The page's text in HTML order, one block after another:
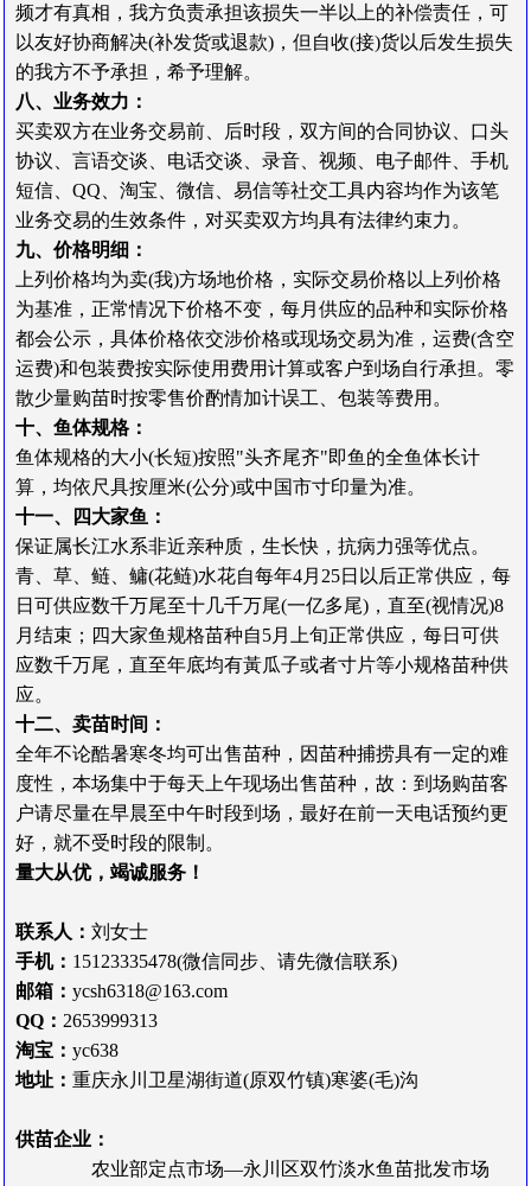
频才有真相 ，我方负责承担该损失一半以上的补偿责任，可
以友好协商解决(补发货或退款)，但自收(接)货以后发生损失
的我方不予承担，希予理解。
八、业务效力：
买卖双方在业务交易前、后时段，双方间的合同协议、口头
协议、言语交谈、电话交谈、录音、视频、电子邮件、手机
短信、QQ、淘宝、微信、易信等社交工具内容均作为该笔
业务交易的生效条件，对买卖双方均具有法律约束力。
九、价格明细：
上列价格均为卖(我)方场地价格，实际交易价格以上列价格
为基准，正常情况下价格不变，每月供应的品种和实际价格
都会公示， 具体价格依交涉价格或现场交易为准 ，运费(含空
运费)和包装费按实际使用费用计算或客户到场自行承担。零
散少量购苗时按零售价酌情加计误工、包装等费用。
十、鱼体规格：
鱼体规格的大小(长短)按照"头齐尾齐"即鱼的全鱼体长计
算，均依尺具按厘米(公分)或中国市寸印量为准。
十一、四大家鱼：
保证属长江水系非近亲种质 ，生长快，抗病力强等优点。
青、草、鲢、鳙(花鲢)水花自每年4月25日以后正常供应，每
日可供应数千万尾至十几千万尾(一亿多尾)，直至(视情况)8
月结束；四大家鱼规格苗种自5月上旬正常供应，每日可供
应数千万尾，直至年底均有黃瓜子或者寸片等小规格苗种供
应。
十二、卖苗时间：
全年不论酷暑寒冬均可出售苗种，因苗种捕捞具有一定的难
度性，本场集中于每天上午现场出售苗种，故：到场购苗客
户请尽量在早晨至中午时段到场，最好在前一天电话预约更
好，就不受时段的限制。
量大从优，竭诚服务！
联系人： 刘女士
手机： 15123335478(微信同步、请先微信联系)
邮箱： ycsh6318@163.com
QQ： 2653999313
淘宝： yc638
地址： 重庆永川卫星湖街道(原双竹镇)寒婆(毛)沟
供苗企业 ：
农业部定点市场—永川区双竹淡水鱼苗批发市场